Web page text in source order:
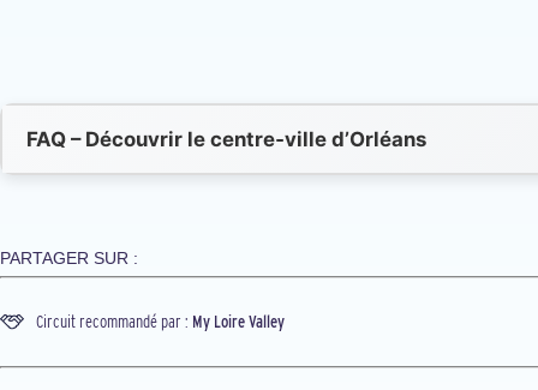
FAQ – Découvrir le centre‑ville d’Orléans
PARTAGER SUR :
Circuit recommandé par : My Loire Valley